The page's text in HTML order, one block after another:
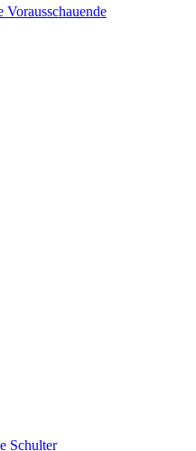
Vorausschauende
Schulter